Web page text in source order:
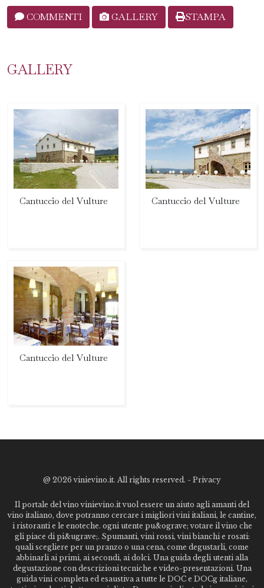
COMMENTI GALLERY STAMPA
GALLERY
Cantuccio del Vulture Cantuccio del Vulture
Cantuccio del Vulture
@ 2026 vinievino.it. All rights reserved. - Privacy
Il portale del vino vinievino.it vuol essere un aiuto agli amanti del
vino italiano, dove potranno cercare i migliori vini italiani, le cantine,
i ristoranti e le enoteche. ogni utente pu&ograve; votare il vino che
gli piace di pi&ugrave;. Spumanti, vini rossi, vini bianchi e rosati:
quali scegliere per un pranzo o una cena, come degustarli, come
abbinarli ai primi, ai secondi, ai dolci. Una guida degli utenti alla
degustazione con descrizioni tecniche e video-presentazioni. Una
guida vini completa ed esaustiva a tutte le DOC e DOCg italiane,